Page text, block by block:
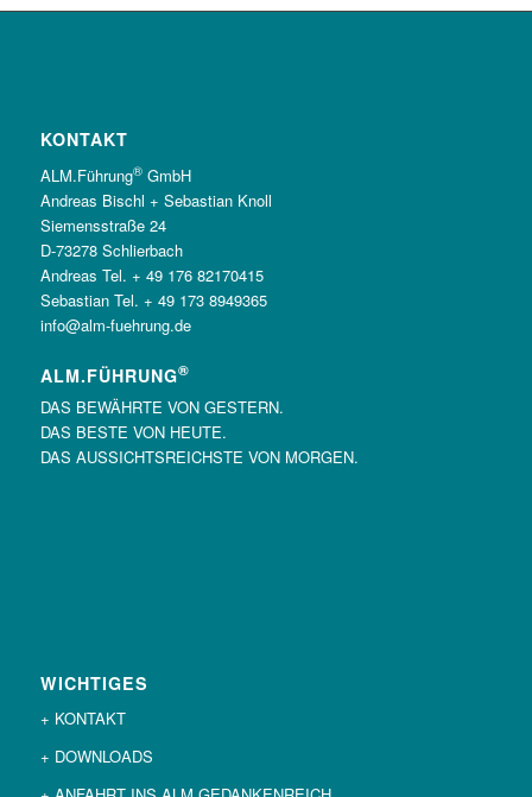
KONTAKT
ALM.Führung®GmbH
Andreas Bischl + Sebastian Knoll
Siemensstraße 24
D-73278 Schlierbach
Andreas Tel. + 49 176 82170415
Sebastian Tel. + 49 173 8949365
info@alm-fuehrung.de
ALM.FÜHRUNG®
DAS BEWÄHRTE VON GESTERN.
DAS BESTE VON HEUTE.
DAS AUSSICHTSREICHSTE VON MORGEN.
WICHTIGES
+ KONTAKT
+ DOWNLOADS